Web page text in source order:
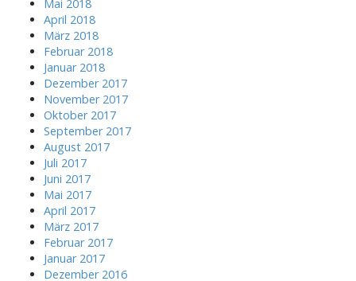
Mai 2018
April 2018
März 2018
Februar 2018
Januar 2018
Dezember 2017
November 2017
Oktober 2017
September 2017
August 2017
Juli 2017
Juni 2017
Mai 2017
April 2017
März 2017
Februar 2017
Januar 2017
Dezember 2016